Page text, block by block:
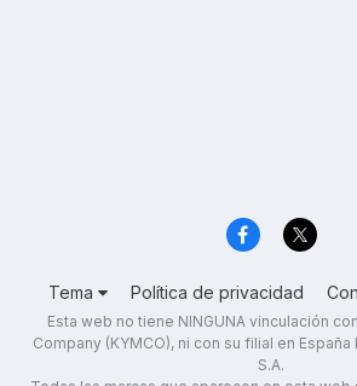
Tema Política de privacidad
Esta web no tiene NINGUNA vinculación
Company (KYMCO), ni con su filial en España
S.A.